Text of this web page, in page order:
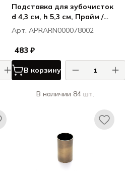
Подставка для зубочисток
d 4,3 см, h 5,3 см, Прайм /
Prime
Арт. APRARN000078002
483 ₽
В корзину
В наличии 84 шт.